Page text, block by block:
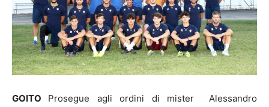
GOITO Prosegue agli ordini di mister Alessandro